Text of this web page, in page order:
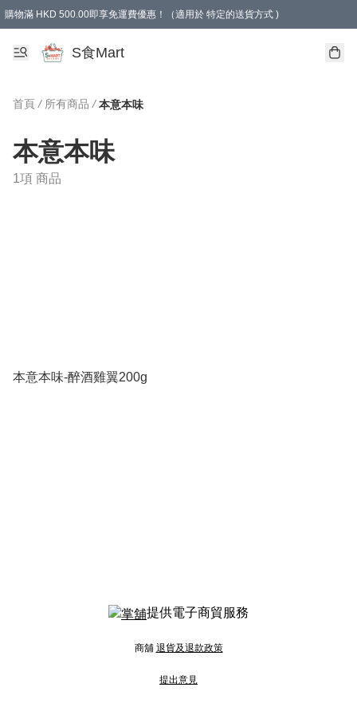
購物滿 HKD 500.00即享免運費優惠！（適用於 特定的送貨方式 )
S食Mart
首頁 / 所有商品 / 本意本味
本意本味
1項 商品
本意本味-醉酒雞翼200g
提供電子商貿服務
商舖 退貨及退款政策
提出意見